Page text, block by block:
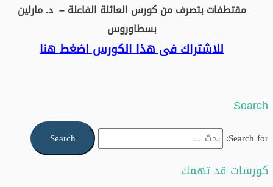
مقتطفات بتصرف من كورس العائلة الفاعلة – د. مارلين
بسطاوروس
للاشتراك فى هذا الكورس اضغط هنا
Search
Search for:
كورسات قد تهمك